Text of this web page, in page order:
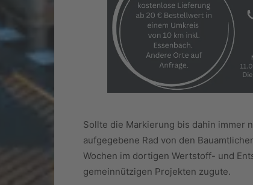
Sollte die Markierung bis dahin immer
aufgegebene Rad von den
Wochen im dortigen Wertstoff- und
gemeinnützigen Projekten zugute.